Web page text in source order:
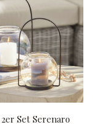
Set Serenaro